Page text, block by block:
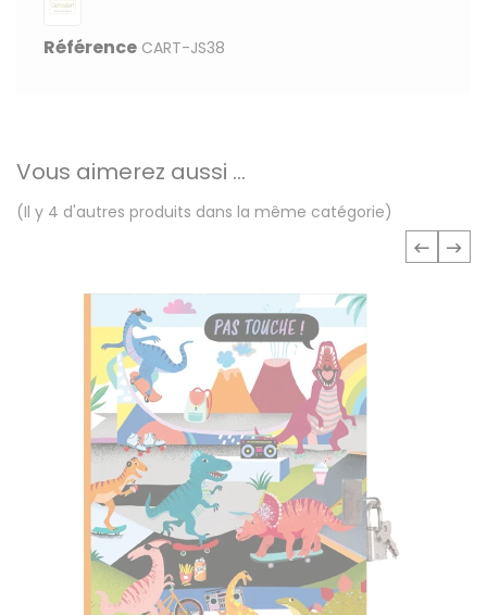
Référence CART-JS38
Vous aimerez aussi ...
(Il y 4 d'autres produits dans la même catégorie)